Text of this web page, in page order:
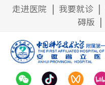
走进医院 我要就诊
碍版